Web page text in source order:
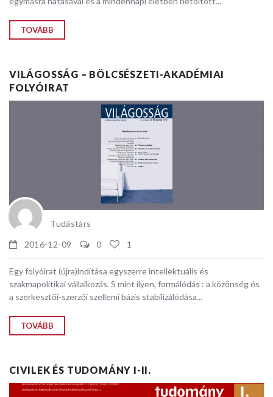
TOVÁBB
VILÁGOSSÁG – BÖLCSÉSZETI-AKADÉMIAI
FOLYÓIRAT
Tudástárs
2016-12-09
0 1
Egy folyóirat (újra)indítása egyszerre intellektuális és
szakmapolitikai vállalkozás. S mint ilyen, formálódás : a közönség és
a szerkesztői-szerzői szellemi bázis stabilizálódása...
TOVÁBB
CIVILEK ÉS TUDOMÁNY I-II.